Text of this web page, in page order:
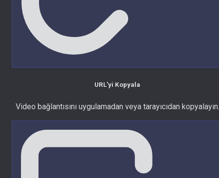
URL'yi Kopyala
Video bağlantısını uygulamadan veya tarayıcıdan kopyalayın.